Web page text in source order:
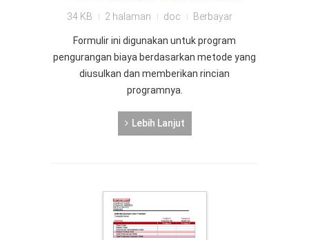
34 KB 2 halaman doc Berbayar
Formulir ini digunakan untuk program
pengurangan biaya berdasarkan metode yang
diusulkan dan memberikan rincian
programnya.
Lebih Lanjut